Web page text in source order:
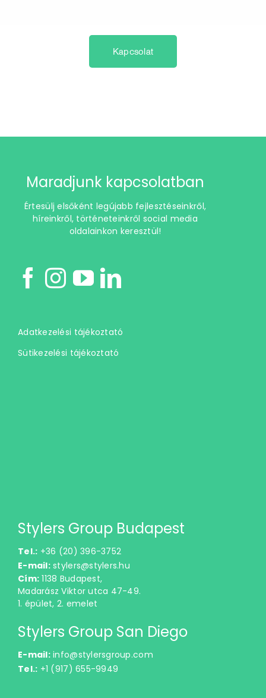
Kapcsolat
Maradjunk kapcsolatban
Értesülj elsőként legújabb fejlesztéseinkről,
híreinkről, történeteinkről social media
oldalainkon keresztül!
Adatkezelési tájékoztató
Sütikezelési tájékoztató
Stylers Group Budapest
Tel.: +36 (20) 396-3752
E-mail: stylers@stylers.hu
Cím: 1138 Budapest,
Madarász Viktor utca 47-49.
1. épület, 2. emelet
Stylers Group San Diego
E-mail: info@stylersgroup.com
Tel.: +1 (917) 655-9949